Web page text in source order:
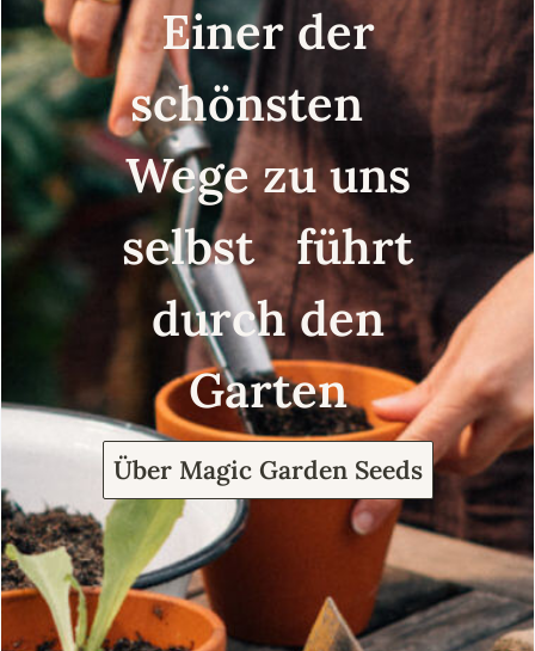
Einer der
schönsten
Wege zu uns
selbst führt
durch den
Garten
Über Magic Garden Seeds